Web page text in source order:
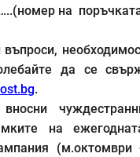
на
да се
.
на